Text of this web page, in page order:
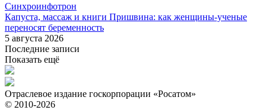
Синхроинфотрон
Капуста, массаж и книги Пришвина: как женщины-ученые
переносят беременность
5 августа 2026
Последние записи
Показать ещё
Отраслевое издание госкорпорации «Росатом»
© 2010-2026